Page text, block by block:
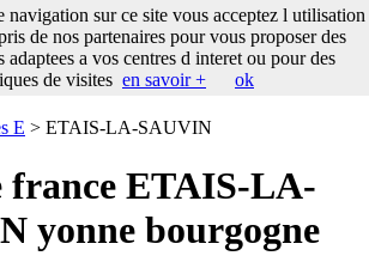
N
U
E > ETAIS-LA-SAUVIN
france ETAIS-LA-
yonne bourgogne
navigation sur ce site vous acceptez l utilisation
de nos partenaires pour vous proposer des
adaptees a vos centres d interet ou pour des
de visites en savoir + ok